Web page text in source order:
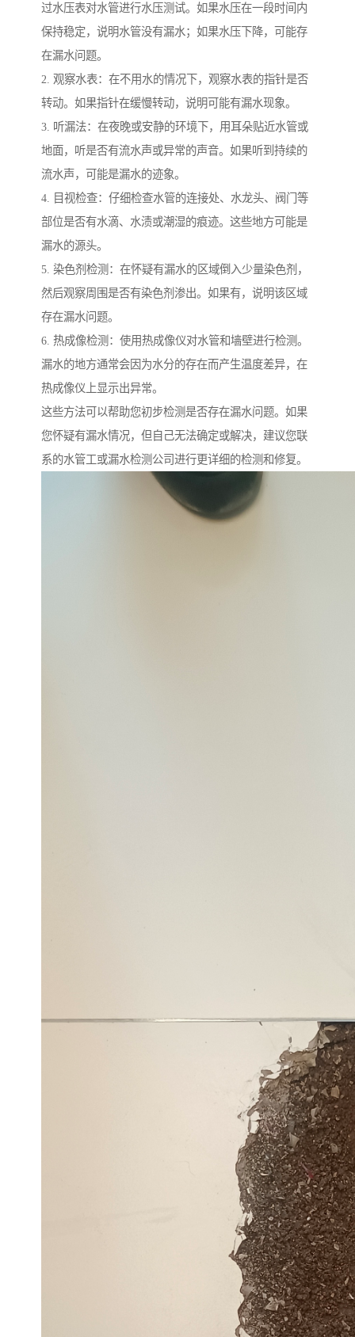
过水压表对水管进行水压测试。如果水压在一段时间内
保持稳定，说明水管没有漏水；如果水压下降，可能存
在漏水问题。
2. 观察水表：在不用水的情况下，观察水表的指针是否
转动。如果指针在缓慢转动，说明可能有漏水现象。
3. 听漏法：在夜晚或安静的环境下，用耳朵贴近水管或
地面，听是否有流水声或异常的声音。如果听到持续的
流水声，可能是漏水的迹象。
4. 目视检查：仔细检查水管的连接处、水龙头、阀门等
部位是否有水滴、水渍或潮湿的痕迹。这些地方可能是
漏水的源头。
5. 染色剂检测：在怀疑有漏水的区域倒入少量染色剂，
然后观察周围是否有染色剂渗出。如果有，说明该区域
存在漏水问题。
6. 热成像检测：使用热成像仪对水管和墙壁进行检测。
漏水的地方通常会因为水分的存在而产生温度差异，在
热成像仪上显示出异常。
这些方法可以帮助您初步检测是否存在漏水问题。如果
您怀疑有漏水情况，但自己无法确定或解决，建议您联
系的水管工或漏水检测公司进行更详细的检测和修复。